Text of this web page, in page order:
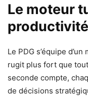
Le moteur
productivité
Le PDG s’équipe
rugit plus fort que
seconde compte,
de décisions